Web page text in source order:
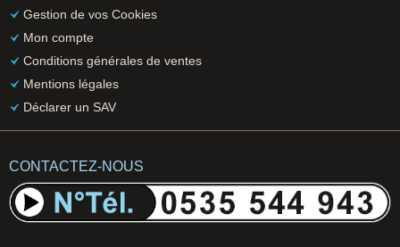
Gestion de vos Cookies
Mon compte
Conditions générales de ventes
Mentions légales
Déclarer un SAV
CONTACTEZ-NOUS